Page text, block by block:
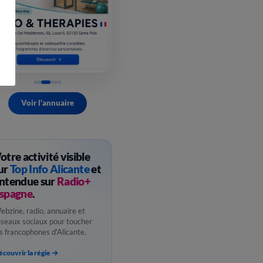
Voir l'annuaire
activité visible
Top Info Alicanteet
surRadio+
.
radio, annuaire et
sociaux pour toucher
francophones d'Alicante.
la régie